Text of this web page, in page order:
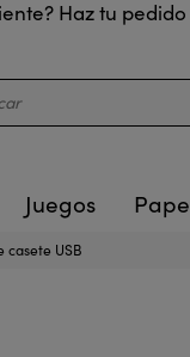
Haz tu
Juegos
casete USB